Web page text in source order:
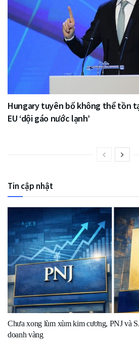
Hungary tuyên bố không thể tồn
EU ‘dội gáo nước lạnh’
Tin cập nhật
Chưa xong lùm xùm kim cương, PNJ và
doanh vàng